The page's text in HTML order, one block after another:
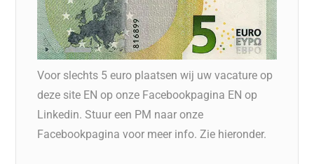
Voor slechts 5 euro plaatsen wij uw vacature op
deze site EN op onze Facebookpagina EN op
Linkedin. Stuur een PM naar onze
Facebookpagina voor meer info. Zie hieronder.